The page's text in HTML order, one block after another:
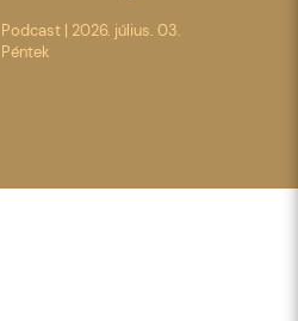
Podcast| 2026. július. 03.
Péntek